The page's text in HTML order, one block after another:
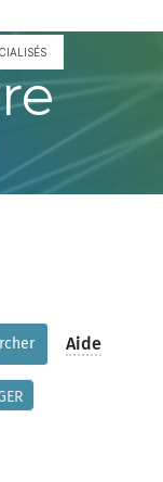
Aide